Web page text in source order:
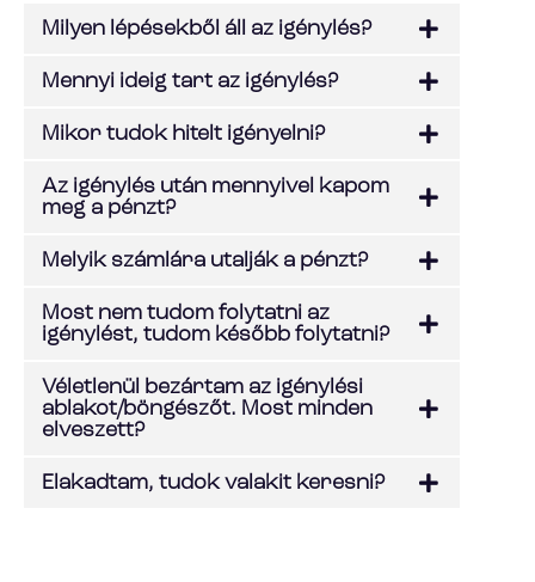
Milyen lépésekből áll az igénylés?
Mennyi ideig tart az igénylés?
Mikor tudok hitelt igényelni?
Az igénylés után mennyivel kapom
meg a pénzt?
Melyik számlára utalják a pénzt?
Most nem tudom folytatni az
igénylést, tudom később folytatni?
Véletlenül bezártam az igénylési
ablakot/böngészőt. Most minden
elveszett?
Elakadtam, tudok valakit keresni?